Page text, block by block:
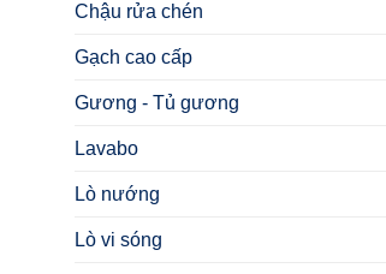
Chậu rửa chén
Gạch cao cấp
Gương - Tủ gương
Lavabo
Lò nướng
Lò vi sóng